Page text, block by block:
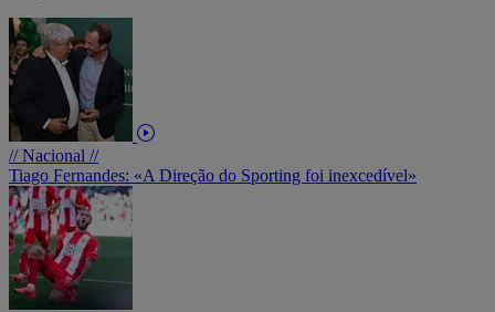
// Nacional //
Tiago Fernandes: «A Direção do Sporting foi inexcedível»